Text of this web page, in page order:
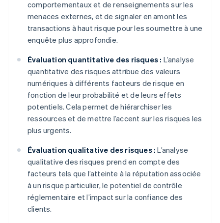
comportementaux et de renseignements sur les
menaces externes, et de signaler en amont les
transactions à haut risque pour les soumettre à une
enquête plus approfondie.
Évaluation quantitative des risques : L’analyse
quantitative des risques attribue des valeurs
numériques à différents facteurs de risque en
fonction de leur probabilité et de leurs effets
potentiels. Cela permet de hiérarchiser les
ressources et de mettre l’accent sur les risques les
plus urgents.
Évaluation qualitative des risques : L’analyse
qualitative des risques prend en compte des
facteurs tels que l’atteinte à la réputation associée
à un risque particulier, le potentiel de contrôle
réglementaire et l’impact sur la confiance des
clients.